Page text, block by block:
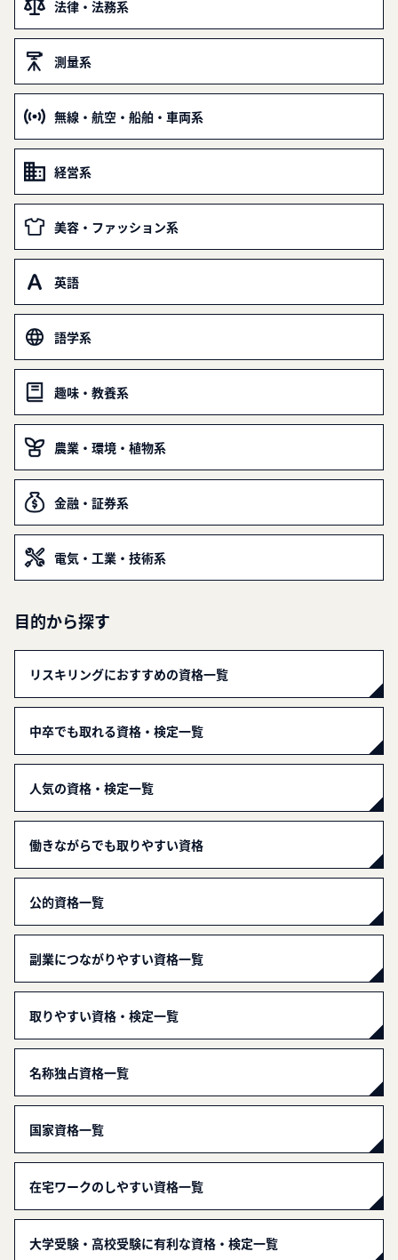
法律・法務系
測量系
無線・航空・船舶・車両系
経営系
美容・ファッション系
英語
語学系
趣味・教養系
農業・環境・植物系
金融・証券系
電気・工業・技術系
目的から探す
リスキリングにおすすめの資格一覧
中卒でも取れる資格・検定一覧
人気の資格・検定一覧
働きながらでも取りやすい資格
公的資格一覧
副業につながりやすい資格一覧
取りやすい資格・検定一覧
名称独占資格一覧
国家資格一覧
在宅ワークのしやすい資格一覧
大学受験・高校受験に有利な資格・検定一覧